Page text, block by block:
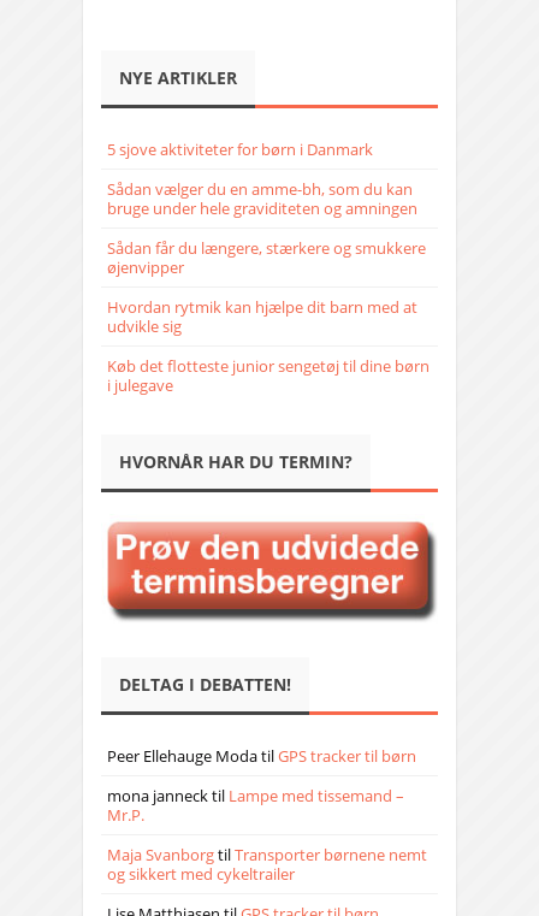
NYE ARTIKLER
5 sjove aktiviteter for børn i Danmark
Sådan vælger du en amme-bh, som du kan
bruge under hele graviditeten og amningen
Sådan får du længere, stærkere og smukkere
øjenvipper
Hvordan rytmik kan hjælpe dit barn med at
udvikle sig
Køb det flotteste junior sengetøj til dine børn
i julegave
HVORNÅR HAR DU TERMIN?
DELTAG I DEBATTEN!
Peer Ellehauge ModatilGPS tracker til børn
mona jannecktil Lampe med tissemand –
Mr.P.
Maja SvanborgtilTransporter børnene nemt
og sikkert med cykeltrailer